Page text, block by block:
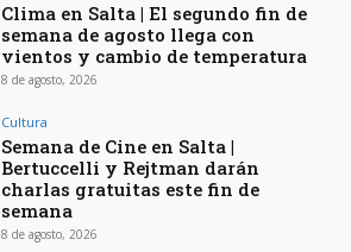
Clima en Salta | El segundo fin de
semana de agosto llega con
vientos y cambio de temperatura
8 de agosto, 2026
Cultura
Semana de Cine en Salta |
Bertuccelli y Rejtman darán
charlas gratuitas este fin de
semana
8 de agosto, 2026